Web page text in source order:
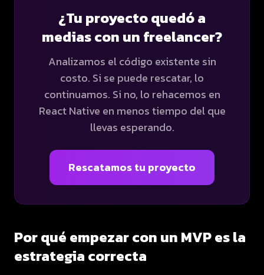
¿Tu proyecto quedó a
medias con un freelancer?
Analizamos el código existente sin
costo. Si se puede rescatar, lo
continuamos. Si no, lo rehacemos en
React Native en menos tiempo del que
llevas esperando.
Rescatamos tu proyecto
Por qué empezar con un MVP es la
estrategia correcta